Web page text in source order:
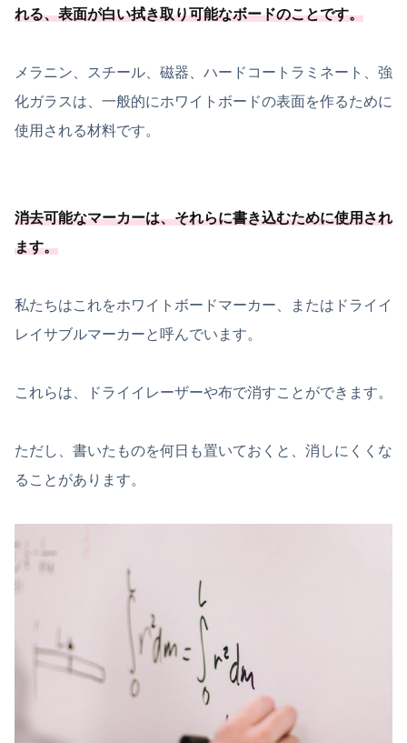
れる、表面が白い拭き取り可能なボードのことです。
メラニン、スチール、磁器、ハードコートラミネート、強
化ガラスは、一般的にホワイトボードの表面を作るために
使用される材料です。
消去可能なマーカーは、それらに書き込むために使用され
ます。
私たちはこれをホワイトボードマーカー、またはドライイ
レイサブルマーカーと呼んでいます。
これらは、ドライイレーザーや布で消すことができます。
ただし、書いたものを何日も置いておくと、消しにくくな
ることがあります。